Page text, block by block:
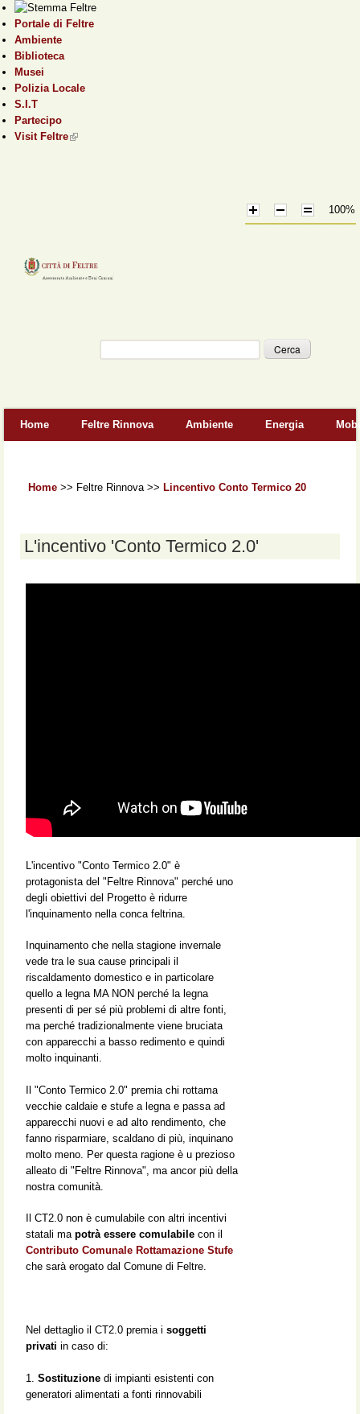
Portale di Feltre
Ambiente
Biblioteca
Musei
Polizia Locale
S.I.T
Partecipo
Visit Feltre(link is external)
100%
Home Feltre Rinnova Ambiente Energia
Home >> Feltre Rinnova >> Lincentivo Conto Termico 20
L'incentivo 'Conto Termico 2.0'
L'incentivo "Conto Termico 2.0" è
protagonista del "Feltre Rinnova" perché uno
degli obiettivi del Progetto è ridurre
l'inquinamento nella conca feltrina.
Inquinamento che nella stagione invernale
vede tra le sua cause principali il
riscaldamento domestico e in particolare
quello a legna MA NON perché la legna
presenti di per sé più problemi di altre fonti,
ma perché tradizionalmente viene bruciata
con apparecchi a basso redimento e quindi
molto inquinanti.
Il "Conto Termico 2.0" premia chi rottama
vecchie caldaie e stufe a legna e passa ad
apparecchi nuovi e ad alto rendimento, che
fanno risparmiare, scaldano di più, inquinano
molto meno. Per questa ragione è u prezioso
alleato di "Feltre Rinnova", ma ancor più della
nostra comunità.
Il CT2.0 non è cumulabile con altri incentivi
statali ma potrà essere comulabile con il
Contributo Comunale Rottamazione Stufe
che sarà erogato dal Comune di Feltre.
Nel dettaglio il CT2.0 premia i soggetti
privati in caso di:
1. Sostituzione di impianti esistenti con
generatori alimentati a fonti rinnovabili